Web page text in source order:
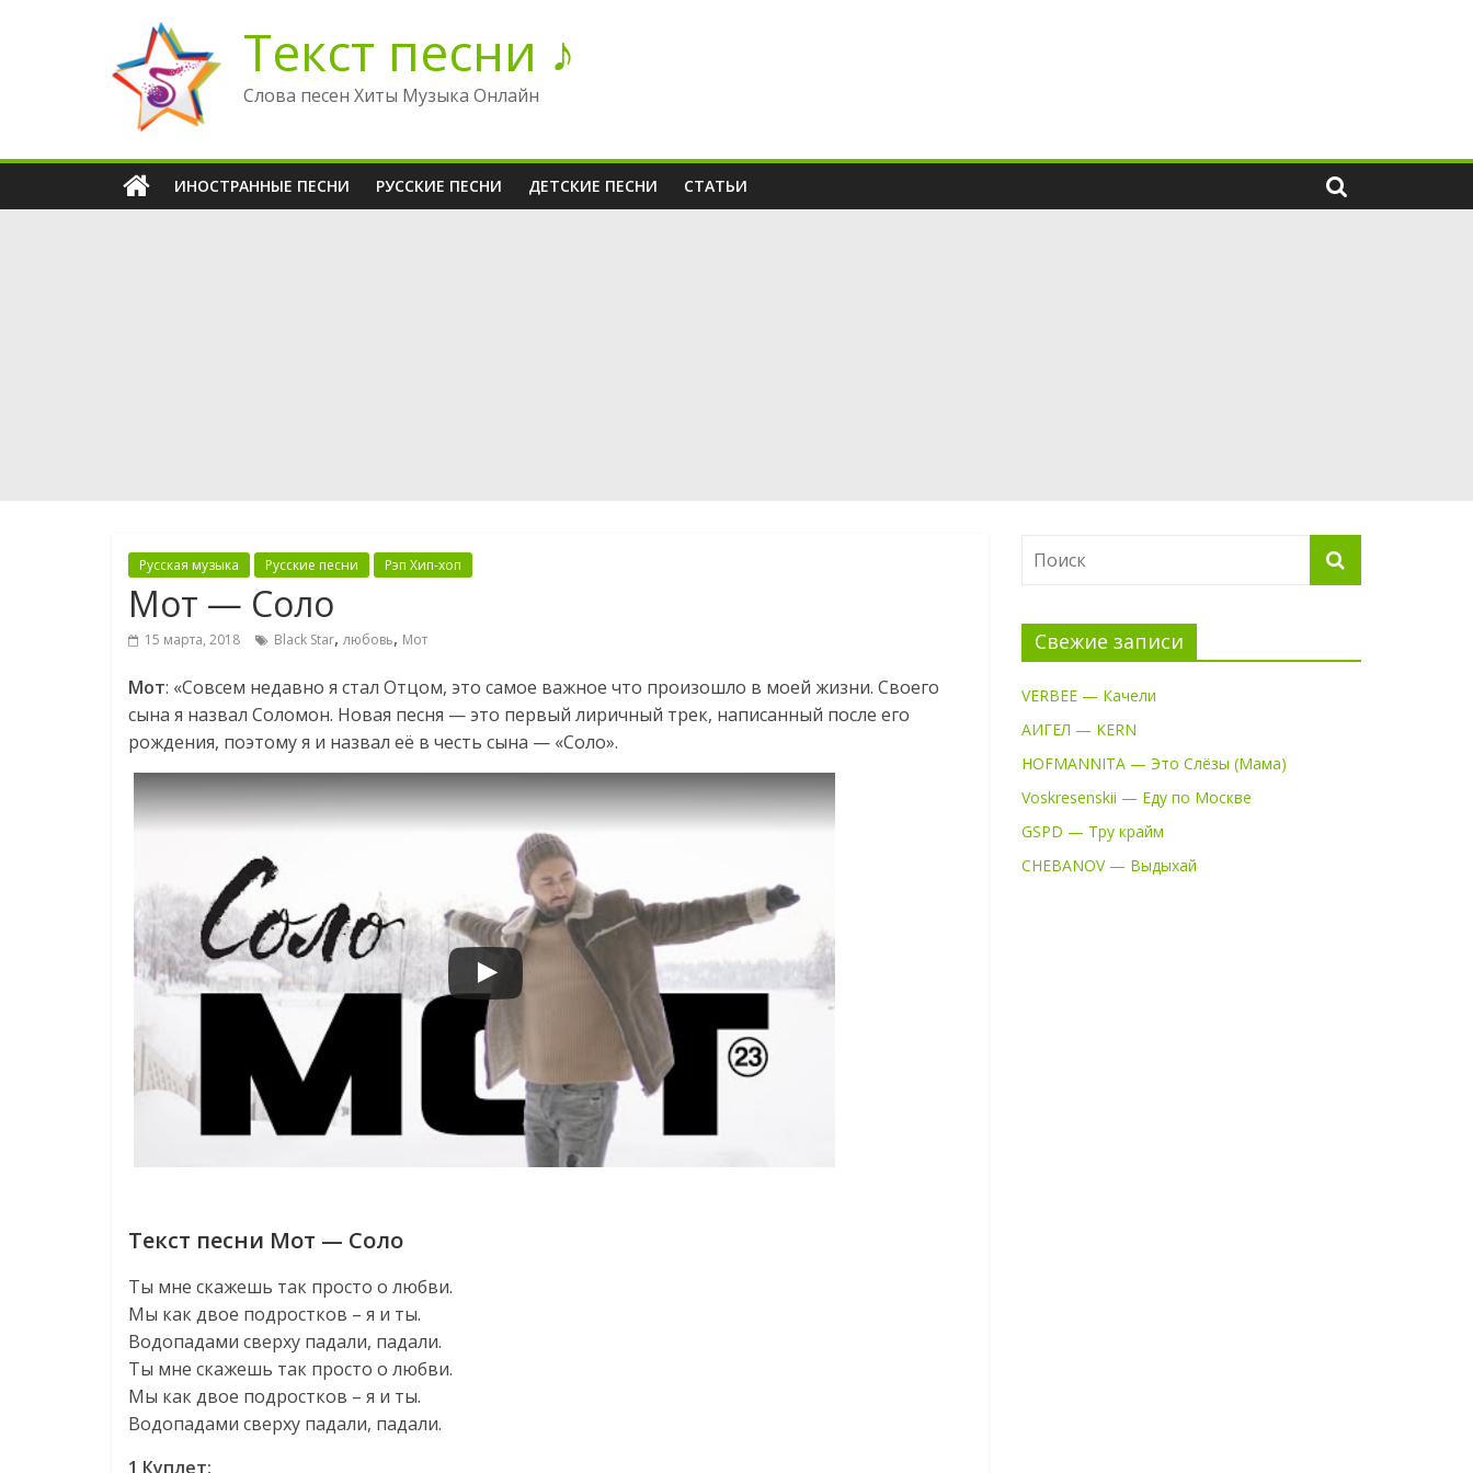
содержимому
Текст песни ♪
Слова песен Хиты Музыка Онлайн
ИНОСТРАННЫЕ ПЕСНИ РУССКИЕ ПЕСНИ ДЕТСКИЕ ПЕСНИ СТАТЬИ
Русская музыка Русские песни Рэп Хип-хоп
Мот — Соло
15 марта, 2018 Black Star, любовь, Мот
Мот: «Совсем недавно я стал Отцом, это самое важное что произошло в моей жизни. Своего
сына я назвал Соломон. Новая песня — это первый лиричный трек, написанный после его
рождения, поэтому я и назвал её в честь сына — «Соло».
Текст песни Мот — Соло
Ты мне скажешь так просто о любви.
Мы как двое подростков – я и ты.
Водопадами сверху падали, падали.
Ты мне скажешь так просто о любви.
Мы как двое подростков – я и ты.
Водопадами сверху падали, падали.
1 Куплет:
Свежие записи
VERBEE — Качели
АИГЕЛ — KERN
HOFMANNITA — Это Слёзы (Мама)
Voskresenskii — Еду по Москве
GSPD — Тру крайм
CHEBANOV — Выдыхай